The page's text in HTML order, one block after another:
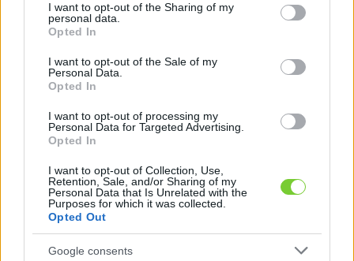
not limited to your visit or usage behaviour. You may click to
grant or deny consent to Google and its third-party tags to
use your data for below specified purposes in below Google
consent section.
I want to opt-out of the Sharing of my
personal data.
Opted In
I want to opt-out of the Sale of my
Personal Data.
Opted In
I want to opt-out of processing my
Personal Data for Targeted Advertising.
Opted In
I want to opt-out of Collection, Use,
Retention, Sale, and/or Sharing of my
Personal Data that Is Unrelated with the
Purposes for which it was collected.
Opted Out
Google consents
Elfelejtette jelszavát?
KERTÉSZ ÉS KERTÉSZET REGISZTRÁCIÓ